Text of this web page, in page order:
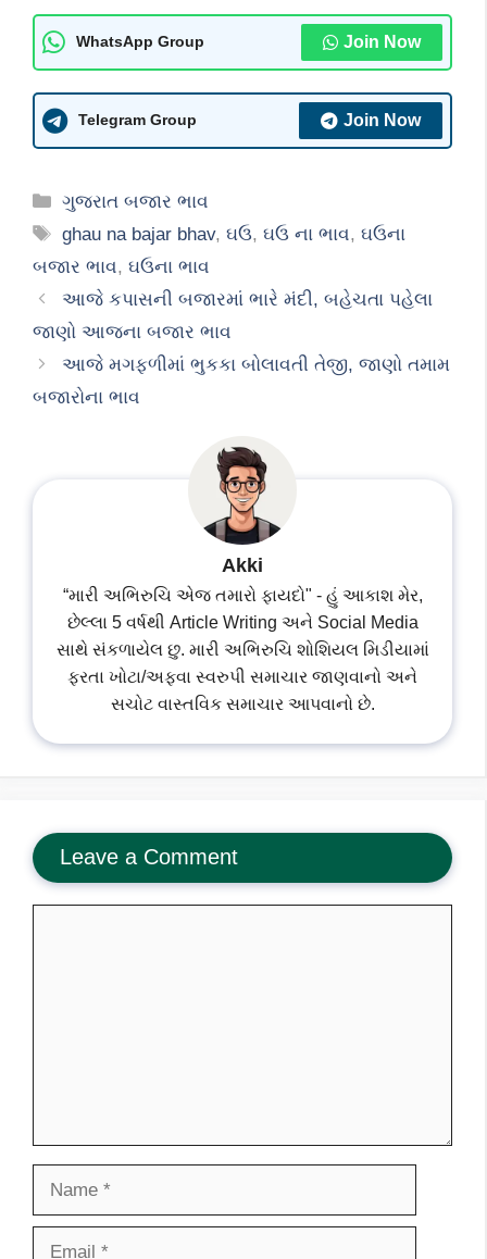
WhatsApp Group Join Now
Telegram Group Join Now
Categories
ગુજરાત બજાર ભાવ
Tags
ghau na bajar bhav,ઘઉ,ઘઉ ના ભાવ,ઘઉના
બજાર ભાવ, ઘઉના ભાવ
આજે કપાસની બજારમાં ભારે મંદી, બહેચતા પહેલા
જાણો આજના બજાર ભાવ
આજે મગફળીમાં ભુકકા બોલાવતી તેજી, જાણો તમામ
બજારોના ભાવ
Akki
“મારી અભિરુચિ એજ તમારો ફાયદો" - હું આકાશ મેર,
છેલ્લા 5 વર્ષથી Article Writing અને Social Media
સાથે સંકળાયેલ છુ. મારી અભિરુચિ શોશિયલ મિડીયામાં
ફરતા ખોટા/અફવા સ્વરુપી સમાચાર જાણવાનો અને
સચોટ વાસ્તવિક સમાચાર આપવાનો છે.
Leave a Comment